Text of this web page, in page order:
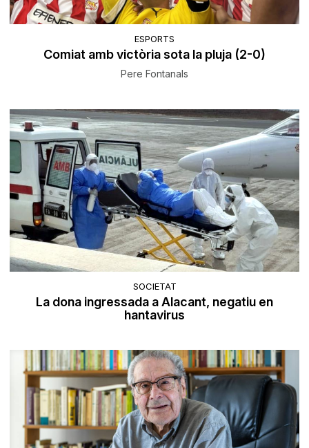
ESPORTS
Comiat amb victòria sota la pluja (2-0)
Pere Fontanals
SOCIETAT
La dona ingressada a Alacant, negatiu en
hantavirus